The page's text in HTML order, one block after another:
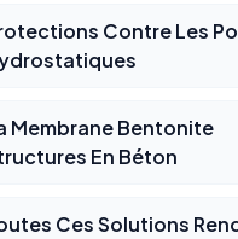
Contre Les
Membrane Bentonite
En Béton
Ces Solutions